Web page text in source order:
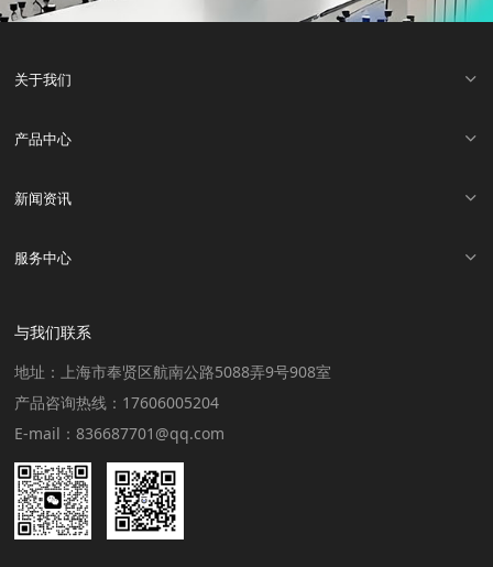
关于我们
产品中心
新闻资讯
服务中心
与我们联系
地址：上海市奉贤区航南公路5088弄9号908室
产品咨询热线：17606005204
E-mail：836687701@qq.com